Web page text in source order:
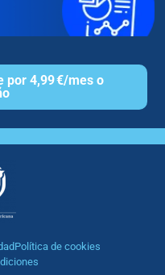
por 4,99 €/mes o
Política de cookies